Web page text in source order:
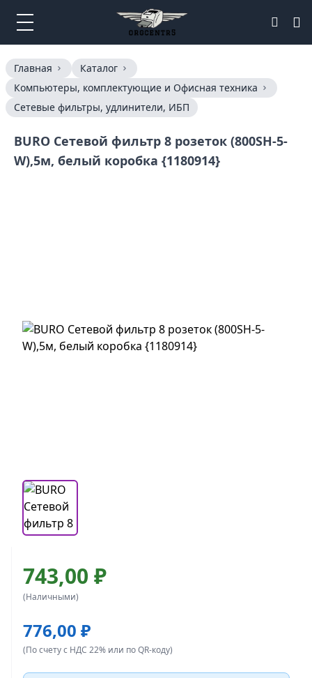
Главная
Каталог
Компьютеры, комплектующие и Офисная техника
Сетевые фильтры, удлинители, ИБП
BURO Сетевой фильтр 8 розеток (800SH-5-
W),5м, белый коробка {1180914}
743,00 ₽
(Наличными)
776,00 ₽
(По счету с НДС 22% или по QR-коду)